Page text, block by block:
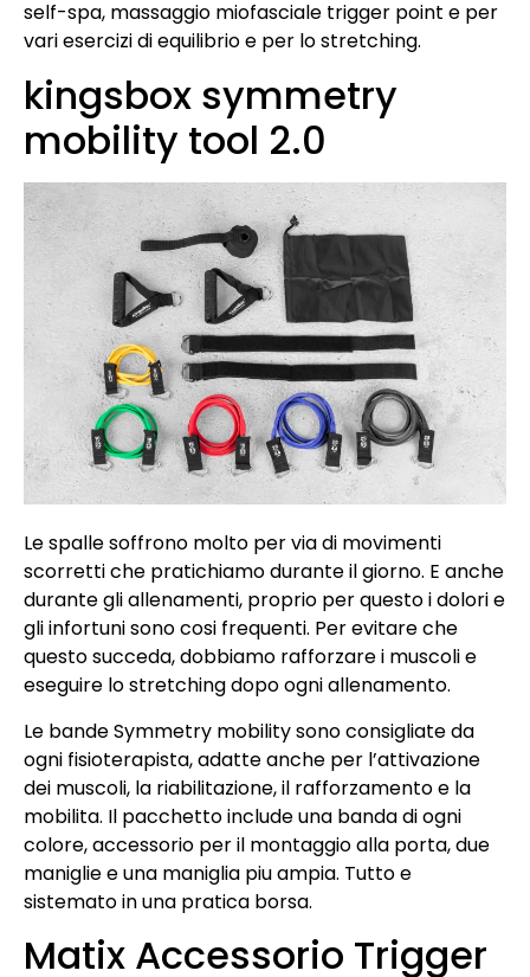
self-spa, massaggio miofasciale trigger point e per
vari esercizi di equilibrio e per lo stretching.
kingsbox symmetry
mobility tool 2.0
Le spalle soffrono molto per via di movimenti
scorretti che pratichiamo durante il giorno. E anche
durante gli allenamenti, proprio per questo i dolori e
gli infortuni sono cosi frequenti. Per evitare che
questo succeda, dobbiamo rafforzare i muscoli e
eseguire lo stretching dopo ogni allenamento.
Le bande Symmetry mobility sono consigliate da
ogni fisioterapista, adatte anche per l’attivazione
dei muscoli, la riabilitazione, il rafforzamento e la
mobilita. Il pacchetto include una banda di ogni
colore, accessorio per il montaggio alla porta, due
maniglie e una maniglia piu ampia. Tutto e
sistemato in una pratica borsa.
Matix Accessorio Trigger